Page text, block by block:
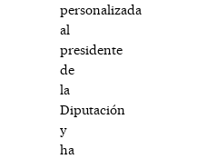
personalizada
al
presidente
de
la
Diputación
y
ha